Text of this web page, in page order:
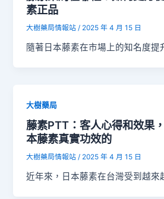
素正品
大樹藥局情報站/ 2025 年 4 月 15 日
隨著日本藤素在市場上的知名度提
大樹藥局
藤素PTT：客人心得和效果
本藤素真實功效的
大樹藥局情報站/ 2025 年 4 月 15 日
近年來，日本藤素在台灣受到越來